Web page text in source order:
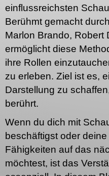
einflussreichsten
Berühmt gemacht
Marlon Brando, Robert
ermöglicht diese
ihre Rollen
zu erleben. Ziel ist es,
Darstellung zu
berührt.
Wenn du dich mit
beschäftigst oder
Fähigkeiten auf das
möchtest, ist das